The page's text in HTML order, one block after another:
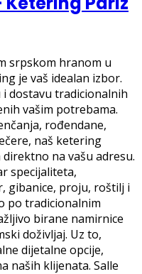
srpskom hranom u
je vaš idealan izbor.
dostavu tradicionalnih
vašim potrebama.
rođendane,
naš ketering
na vašu adresu.
specijaliteta,
gibanice, proju, roštilj i
po tradicionalnim
birane namirnice
doživljaj. Uz to,
dijetalne opcije,
naših klijenata. Salle